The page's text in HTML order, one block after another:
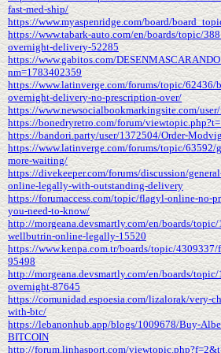
fast-med-ship/
https://www.myaspenridge.com/board/
https://www.tabark-auto.com/en/boards/topic/
overnight-delivery-52285
https://www.gabitos.com/
nm=1783402359
https://www.latinverge.com/forums/topic/62436/
overnight-delivery-no-prescription-over/
https://www.newsocialbookmarkingsite.com/
https://bonedryretro.com/forum/
https://bandori.party/user/1372504/Order-
https://www.latinverge.com/forums/topic/63592/
more-waiting/
https://divekeeper.com/forums/discussion/
online-legally-with-outstanding-delivery
https://forumaccess.com/topic/flagyl-online-no-
you-need-to-know/
http://morgeana.devsmartly.com/en/boards/
wellbutrin-online-legally-15520
https://www.kenpa.com.tr/boards/topic/
95498
http://morgeana.devsmartly.com/en/boards/
overnight-87645
https://comunidad.espoesia.com/lizalorak/very-
with-btc/
https://lebanonhub.app/blogs/1009678/Buy-
BITCOIN
http://forum.linhasport.com/